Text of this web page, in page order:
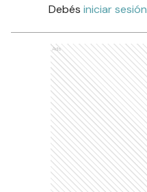
Debés iniciar sesión
Ads